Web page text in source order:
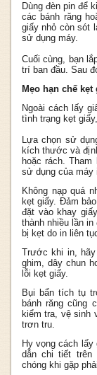
Dùng đèn pin để
các bánh răng
giấy nhỏ còn sót
sử dụng máy.
Cuối cùng, bạn
trí ban đầu. Sau
Mẹo hạn chế
Ngoài cách lấy
tình trạng kẹt
Lựa chọn sử
kích thước và
hoặc rách.
sử dụng của máy
Không nạp quá
kẹt giấy. Đảm
đặt vào khay
thành nhiều lần
bị kẹt do in liên
Trước khi in,
ghim, dây chun
lỗi kẹt giấy.
Bụi bẩn tích tụ
bánh răng cũng
kiểm tra, vệ sinh
trơn tru.
Hy vọng cách
dẫn chi tiết trên
chóng khi gặp